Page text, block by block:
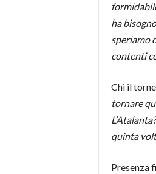
ha
speriamo
contenti
Chi il
tornare
quinta
Presenza